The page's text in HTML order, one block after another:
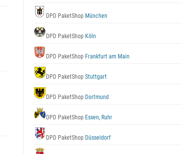
DPD PaketShop München
DPD PaketShop Köln
DPD PaketShop Frankfurt am Main
DPD PaketShop Stuttgart
DPD PaketShop Dortmund
DPD PaketShop Essen, Ruhr
DPD PaketShop Düsseldorf